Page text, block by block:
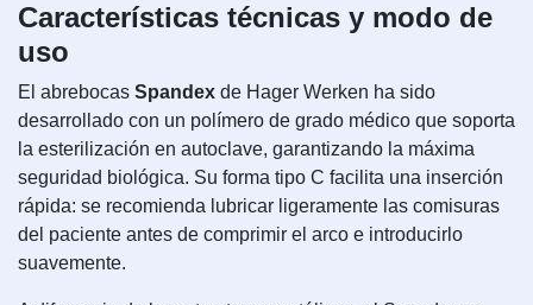
Características técnicas y modo de
uso
El abrebocas Spandex de Hager Werken ha sido
desarrollado con un polímero de grado médico que soporta
la esterilización en autoclave, garantizando la máxima
seguridad biológica. Su forma tipo C facilita una inserción
rápida: se recomienda lubricar ligeramente las comisuras
del paciente antes de comprimir el arco e introducirlo
suavemente.